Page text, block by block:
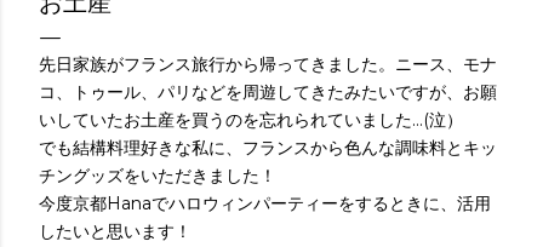
先日家族がフランス旅行から帰ってきました。ニース、モナ
コ、トゥール、パリなどを周遊してきたみたいですが、お願
いしていたお土産を買うのを忘れられていました…(泣）
でも結構料理好きな私に、フランスから色んな調味料とキッ
チングッズをいただきました！
今度京都Hanaでハロウィンパーティーをするときに、活用
したいと思います！